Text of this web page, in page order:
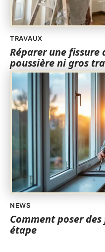
TRAVAUX
Réparer une fissure
poussière ni gros
NEWS
Comment poser
étape